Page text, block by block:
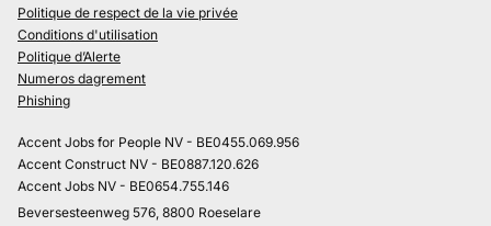
Politique de respect de la vie privée
Conditions d'utilisation
Politique d’Alerte
Numeros dagrement
Phishing
Accent Jobs for People NV - BE0455.069.956
Accent Construct NV - BE0887.120.626
Accent Jobs NV - BE0654.755.146
Beversesteenweg 576, 8800 Roeselare